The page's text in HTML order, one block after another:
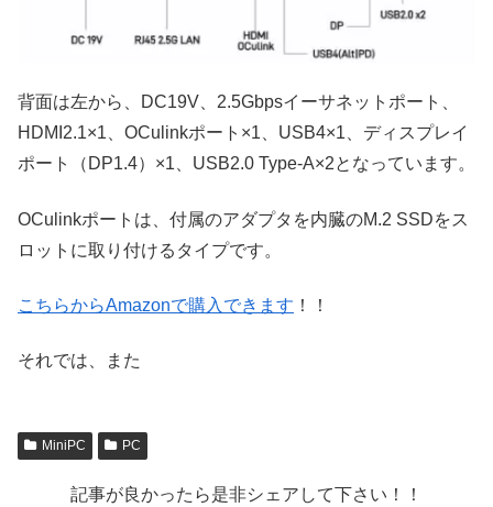
背面は左から、DC19V、2.5Gbpsイーサネットポート、
HDMI2.1×1、OCulinkポート×1、USB4×1、ディスプレイ
ポート（DP1.4）×1、USB2.0 Type-A×2となっています。
OCulinkポートは、付属のアダプタを内臓のM.2 SSDをス
ロットに取り付けるタイプです。
こちらからAmazonで購入できます ！！
それでは、また
MiniPC PC
記事が良かったら是非シェアして下さい！！